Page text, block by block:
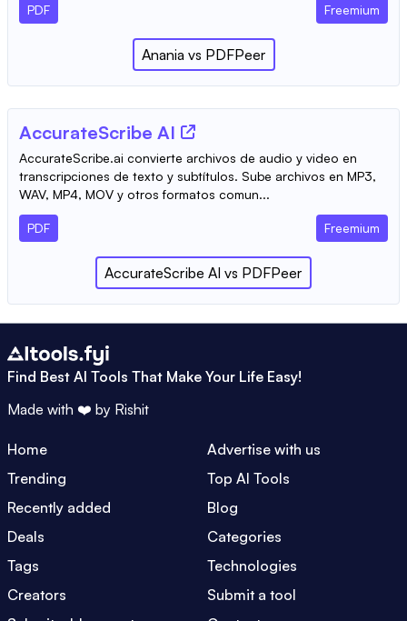
PDF Freemium
Anania vs PDFPeer
AccurateScribe AI
AccurateScribe.ai convierte archivos de audio y video en
transcripciones de texto y subtítulos. Sube archivos en MP3,
WAV, MP4, MOV y otros formatos comun...
PDF Freemium
AccurateScribe AI vs PDFPeer
Find Best AI Tools That Make Your Life Easy!
Made with ❤️ by Rishit
Home
Advertise with us
Trending
Top AI Tools
Recently added
Blog
Deals
Categories
Tags
Technologies
Creators
Submit a tool